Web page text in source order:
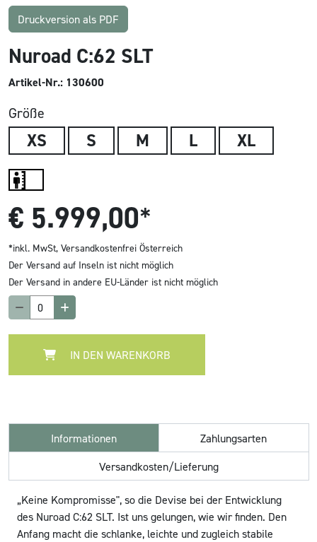
Druckversion als PDF
Nuroad C:62 SLT
Artikel-Nr.: 130600
Größe
XS S M L XL
€ 5.999,00*
*inkl. MwSt, Versandkostenfrei Österreich
Der Versand auf Inseln ist nicht möglich
Der Versand in andere EU-Länder ist nicht möglich
IN DEN WARENKORB
Informationen
Zahlungsarten
Versandkosten/Lieferung
„Keine Kompromisse", so die Devise bei der Entwicklung
des Nuroad C:62 SLT. Ist uns gelungen, wie wir finden. Den
Anfang macht die schlanke, leichte und zugleich stabile